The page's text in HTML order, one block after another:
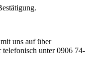
uns auf über
telefonisch unter 0906 74-